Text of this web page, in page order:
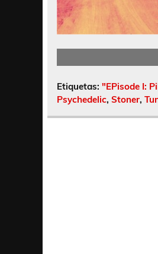
Etiquetas: "EPisode I:
Psychedelic, Stoner,